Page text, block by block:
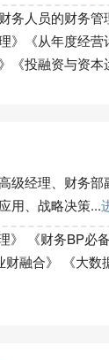
务人员的财务管
》《从年度经营
《投融资与资本
级经理、财务
用、战略决策...
》 《财务BP必
融合》 《大数